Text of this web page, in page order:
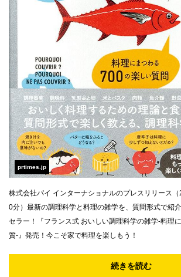
prtimes.jp
株式会社パイ インターナショナルのプレスリリース
0分）最新の調理科学と料理の雑学を、質問形式で紹
セラー！『フランス式 おいしい調理科学の雑学-料理
質-』発売！今こそ家で料理を楽しもう！
続きを読む